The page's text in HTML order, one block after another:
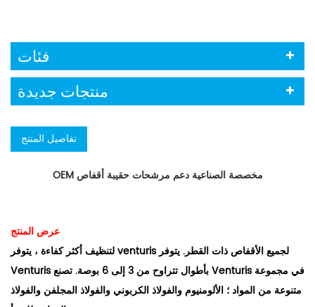
فئات
منتجات جديدة
تفاصيل المنتج
OEM مخصصة الصناعية دعم مرشحات حقيبة أقفاص
عرض المنتج
لتنظيف أكثر كفاءة ، يتوفر venturis لجميع الأقفاص ذات القطر. يتوفر
Venturis بأطوال تتراوح من 3 إلى 6 بوصة. تصنع Venturis في مجموعة
متنوعة من المواد ؛ الألومنيوم والفولاذ الكربوني والفولاذ المجلفن والفولاذ